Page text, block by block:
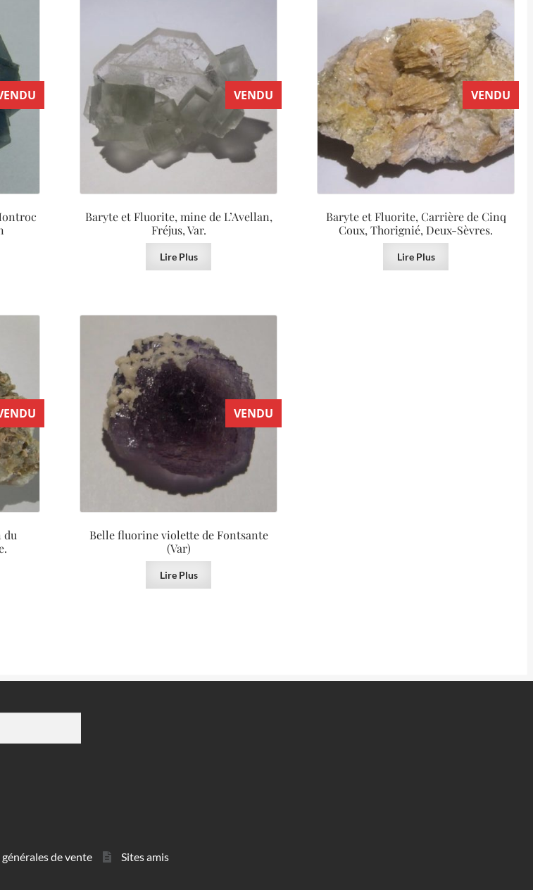
VENDU
Baryte et Fluorite, mine de L’Avellan,
Fréjus, Var.
Lire Plus
VENDU
Baryte et Fluorite, Carrière de Cinq
Coux, Thorignié, Deux-Sèvres.
Lire Plus
du
VENDU
Belle fluorine violette de Fontsante
(Var)
Lire Plus
de vente
Sites amis